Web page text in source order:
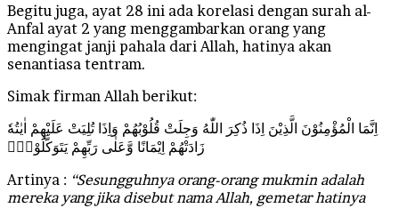
Begitu juga, ayat 28 ini ada korelasi dengan surah al-
Anfal ayat 2 yang menggambarkan orang yang
mengingat janji pahala dari Allah, hatinya akan
senantiasa tentram.
Simak firman Allah berikut:
اِنَّمَا الْمُؤْمِنُوْنَ الَّذِيْنَ اِذَا ذُكِرَ اللّٰهُ وَجِلَتْ قُلُوْبُهُمْ وَاِذَا تُلِيَتْ عَلَيْهِمْ اٰيٰتُهٗ
زَادَتْهُمْ اِيْمَانًا وَّعَلٰى رَبِّهِمْ يَتَوَكَّلُوْنَۙ
Artinya : “Sesungguhnya orang-orang mukmin adalah
mereka yang jika disebut nama Allah, gemetar hatinya